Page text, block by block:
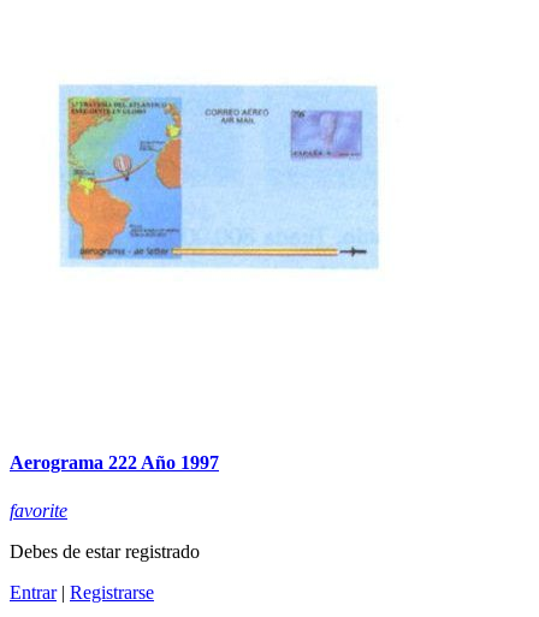
Aerograma 222 Año 1997
favorite
Debes de estar registrado
Entrar| Registrarse